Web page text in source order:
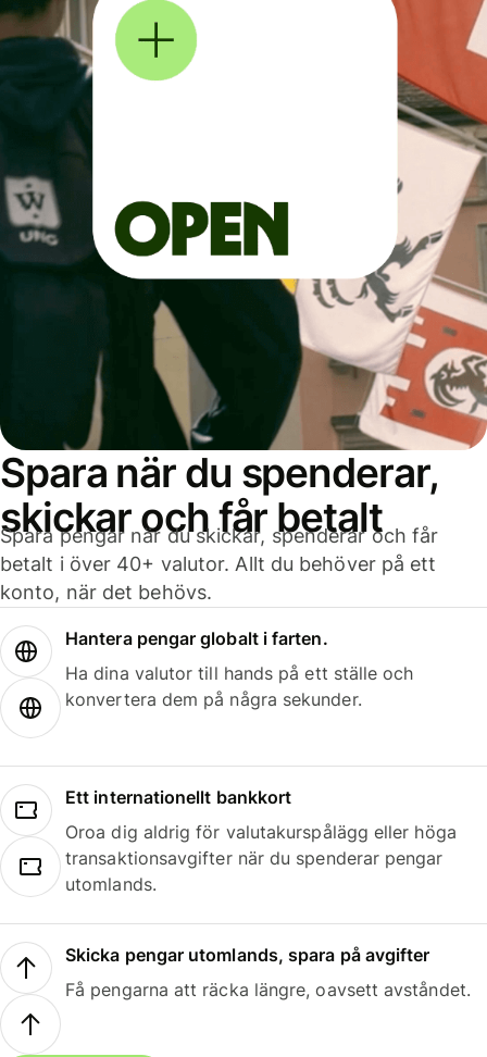
Spara när du spenderar,
skickar och får betalt
Spara pengar när du skickar, spenderar och får
betalt i över 40+ valutor. Allt du behöver på ett
konto, när det behövs.
Hantera pengar globalt i farten.
Ha dina valutor till hands på ett ställe och
konvertera dem på några sekunder.
Ett internationellt bankkort
Oroa dig aldrig för valutakurspålägg eller höga
transaktionsavgifter när du spenderar pengar
utomlands.
Skicka pengar utomlands, spara på avgifter
Få pengarna att räcka längre, oavsett avståndet.